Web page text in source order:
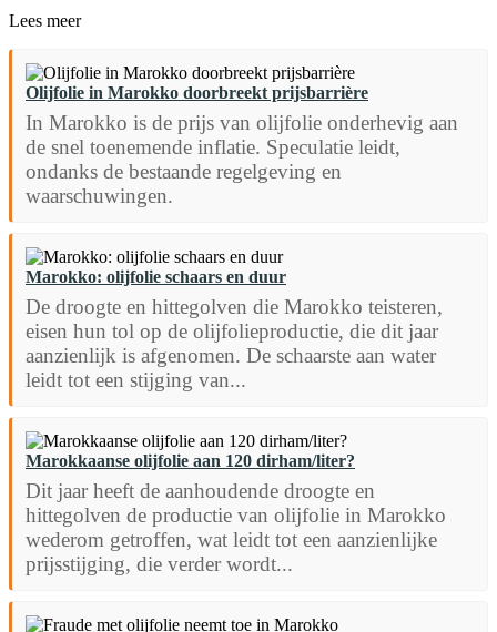
Lees meer
Olijfolie in Marokko doorbreekt prijsbarrière
In Marokko is de prijs van olijfolie onderhevig aan
de snel toenemende inflatie. Speculatie leidt,
ondanks de bestaande regelgeving en
waarschuwingen.
Marokko: olijfolie schaars en duur
De droogte en hittegolven die Marokko teisteren,
eisen hun tol op de olijfolieproductie, die dit jaar
aanzienlijk is afgenomen. De schaarste aan water
leidt tot een stijging van...
Marokkaanse olijfolie aan 120 dirham/liter?
Dit jaar heeft de aanhoudende droogte en
hittegolven de productie van olijfolie in Marokko
wederom getroffen, wat leidt tot een aanzienlijke
prijsstijging, die verder wordt...